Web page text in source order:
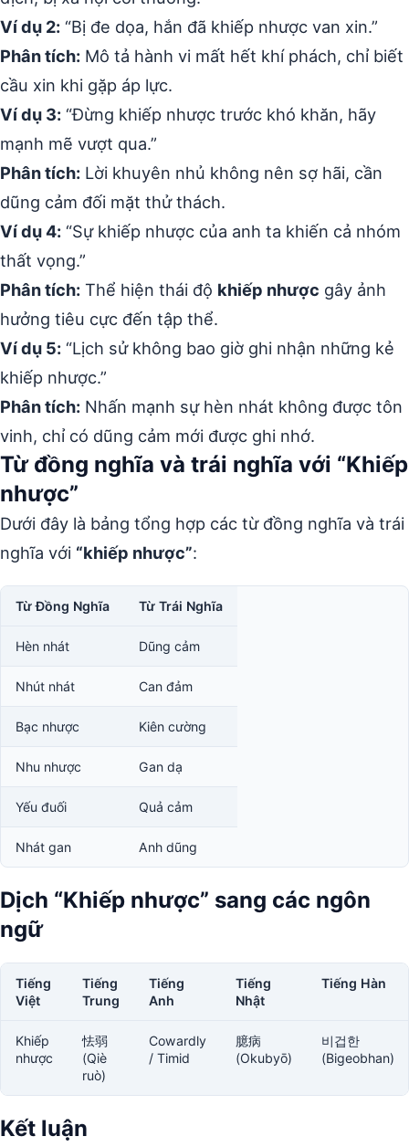
Ví dụ 2: “Bị đe dọa, hắn đã khiếp nhược van xin.”
Phân tích: Mô tả hành vi mất hết khí phách, chỉ biết
cầu xin khi gặp áp lực.
Ví dụ 3: “Đừng khiếp nhược trước khó khăn, hãy
mạnh mẽ vượt qua.”
Phân tích: Lời khuyên nhủ không nên sợ hãi, cần
dũng cảm đối mặt thử thách.
Ví dụ 4: “Sự khiếp nhược của anh ta khiến cả nhóm
thất vọng.”
Phân tích: Thể hiện thái độ khiếp nhược gây ảnh
hưởng tiêu cực đến tập thể.
Ví dụ 5: “Lịch sử không bao giờ ghi nhận những kẻ
khiếp nhược.”
Phân tích: Nhấn mạnh sự hèn nhát không được tôn
vinh, chỉ có dũng cảm mới được ghi nhớ.
Từ đồng nghĩa và trái nghĩa với “Khiếp
nhược”
Dưới đây là bảng tổng hợp các từ đồng nghĩa và trái
nghĩa với “khiếp nhược”:
Từ Đồng Nghĩa Từ Trái Nghĩa
Hèn nhát Dũng cảm
Nhút nhát Can đảm
Bạc nhược Kiên cường
Nhu nhược Gan dạ
Yếu đuối Quả cảm
Nhát gan Anh dũng
Dịch “Khiếp nhược” sang các ngôn
ngữ
Tiếng
Việt
Tiếng
Trung
Tiếng
Anh
Tiếng
Nhật
Tiếng Hàn
Khiếp
nhược
怯弱
(Qiè
ruò)
Cowardly
/ Timid
臆病
(Okubyō)
비겁한
(Bigeobhan)
Kết luận